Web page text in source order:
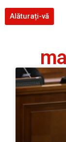
Alăturați-vă